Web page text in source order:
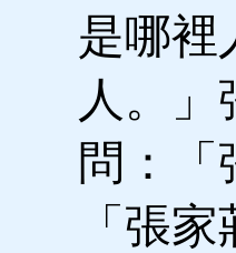
是哪裡
人。
問：「
「張